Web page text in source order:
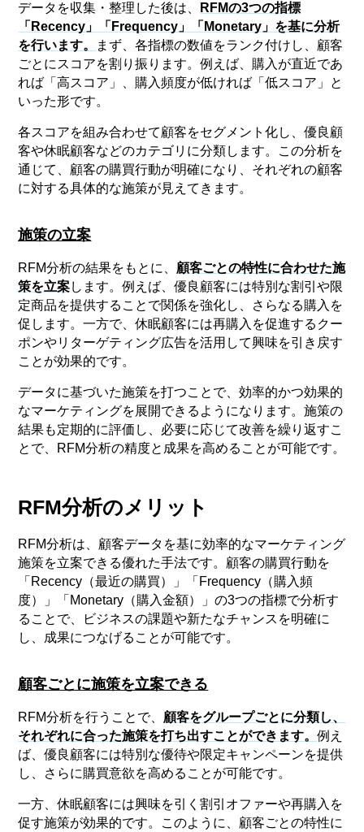
データを収集・整理した後は、
RFMの3つの指標
「Recency」「Frequency」「Monetary」を基に分析
を行います。
まず、各指標の数値をランク付けし、顧客
ごとにスコアを割り振ります。例えば、購入が直近であ
れば「高スコア」、購入頻度が低ければ「低スコア」と
いった形です。
各スコアを組み合わせて顧客をセグメント化し、優良顧
客や休眠顧客などのカテゴリに分類します。この分析を
通じて、顧客の購買行動が明確になり、それぞれの顧客
に対する具体的な施策が見えてきます。
施策の立案
RFM分析の結果をもとに、 顧客ごとの特性に合わせた施
策を立案します。例えば、優良顧客には特別な割引や限
定商品を提供することで関係を強化し、さらなる購入を
促します。一方で、休眠顧客には再購入を促進するクー
ポンやリターゲティング広告を活用して興味を引き戻す
ことが効果的です。
データに基づいた施策を打つことで、効率的かつ効果的
なマーケティングを展開できるようになります。施策の
結果も定期的に評価し、必要に応じて改善を繰り返すこ
とで、RFM分析の精度と成果を高めることが可能です。
RFM分析のメリット
RFM分析は、顧客データを基に効率的なマーケティング
施策を立案できる優れた手法です。顧客の購買行動を
「Recency（最近の購買）」「Frequency（購入頻
度）」「Monetary（購入金額）」の3つの指標で分析す
ることで、ビジネスの課題や新たなチャンスを明確に
し、成果につなげることが可能です。
顧客ごとに施策を立案できる
RFM分析を行うことで、 顧客をグループごとに分類し、
それぞれに合った施策を打ち出すことができます。例え
ば、優良顧客には特別な優待や限定キャンペーンを提供
し、さらに購買意欲を高めることが可能です。
一方、休眠顧客には興味を引く割引オファーや再購入を
促す施策が効果的です。このように、顧客ごとの特性に